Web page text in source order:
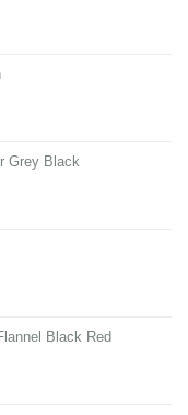
Grey Black
Black Red